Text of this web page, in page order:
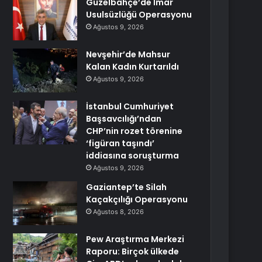
Güzelbahçe’de İmar
Usulsüzlüğü Operasyonu
Ağustos 9, 2026
Nevşehir’de Mahsur
Kalan Kadın Kurtarıldı
Ağustos 9, 2026
İstanbul Cumhuriyet
Başsavcılığı’ndan
CHP’nin rozet törenine
‘figüran taşındı’
iddiasına soruşturma
Ağustos 9, 2026
Gaziantep’te Silah
Kaçakçılığı Operasyonu
Ağustos 8, 2026
Pew Araştırma Merkezi
Raporu: Birçok ülkede